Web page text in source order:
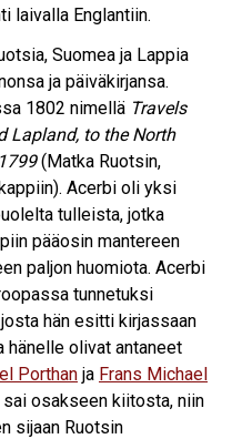
laivalla Englantiin.
Suomea ja Lappia
ja päiväkirjansa.
1802 nimellä Travels
Lapland, to the North
(Matka Ruotsin,
Acerbi oli yksi
tulleista, jotka
pääosin mantereen
paljon huomiota. Acerbi
tunnetuksi
hän esitti kirjassaan
hänelle olivat antaneet
Porthan ja Frans Michael
osakseen kiitosta, niin
sijaan Ruotsin